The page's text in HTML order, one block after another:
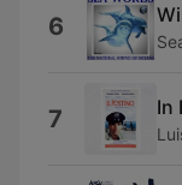
6
7 In